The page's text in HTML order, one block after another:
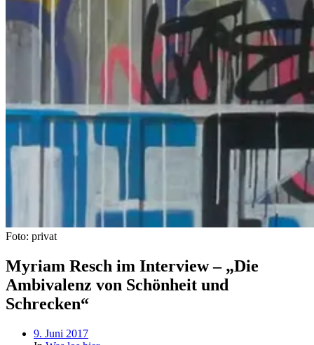
Foto: privat
Myriam Resch im Interview – „Die
Ambivalenz von Schönheit und
Schrecken“
Beitragsdatum
9. Juni 2017